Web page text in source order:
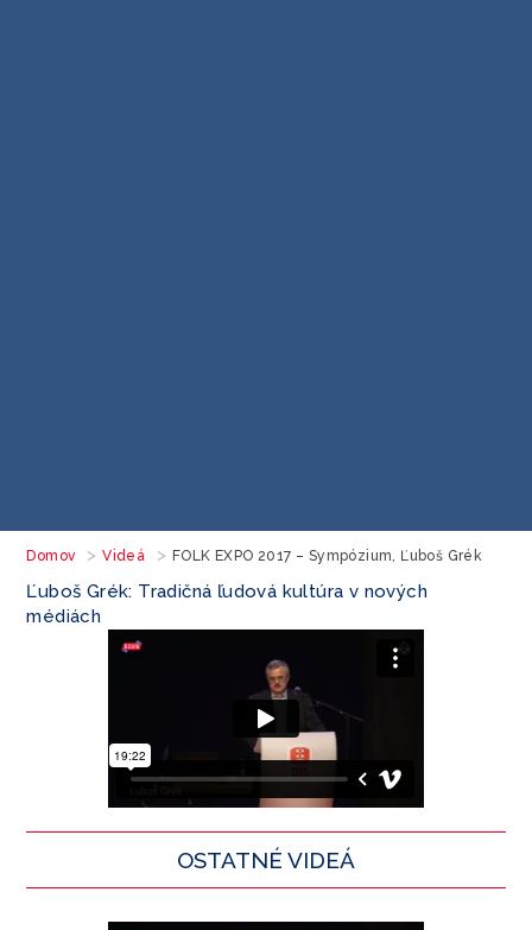
Domov Videá FOLK EXPO 2017 – Sympózium, Ľuboš Grék
Ľuboš Grék: Tradičná ľudová kultúra v nových
médiách
OSTATNÉ VIDEÁ